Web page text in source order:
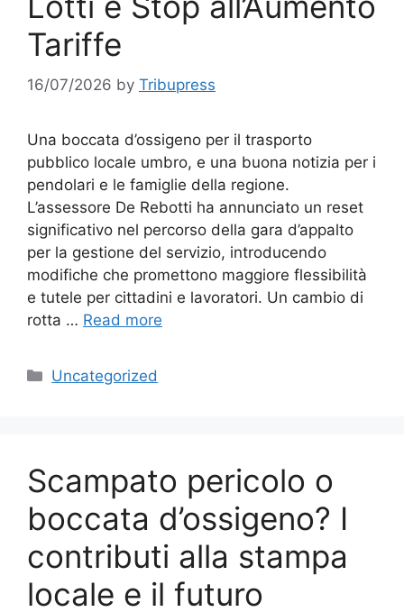
Tariffe
16/07/2026 by Tribupress
Una boccata d’ossigeno per il trasporto
pubblico locale umbro, e una buona notizia per i
pendolari e le famiglie della regione.
L’assessore De Rebotti ha annunciato un reset
significativo nel percorso della gara d’appalto
per la gestione del servizio, introducendo
modifiche che promettono maggiore flessibilità
e tutele per cittadini e lavoratori. Un cambio di
rotta … Read more
Categories
Uncategorized
Scampato pericolo o
boccata d’ossigeno? I
contributi alla stampa
locale e il futuro